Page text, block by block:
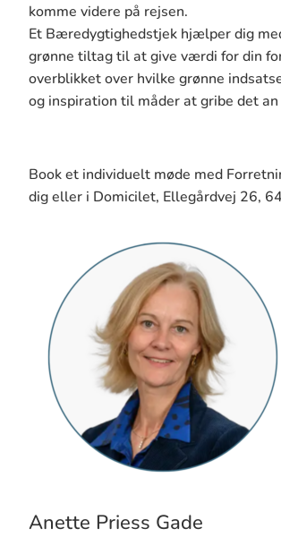
komme videre på rejsen.
Et Bæredygtighedstjek hjælper dig
grønne tiltag til at give værdi for din
overblikket over hvilke grønne
og inspiration til måder at gribe det
Book et individuelt møde med
dig eller i Domicilet, Ellegårdvej 26,
Anette Priess Gade